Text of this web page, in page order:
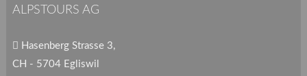
ALPSTOURS AG
Hasenberg Strasse 3,
CH - 5704 Egliswil